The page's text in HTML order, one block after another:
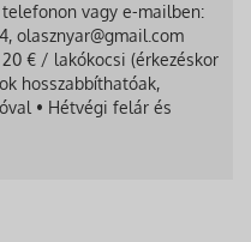
vagy e-mailben:
olasznyar@gmail.com
20 € / lakókocsi (érkezéskor
hosszabbíthatóak,
• Hétvégi felár és